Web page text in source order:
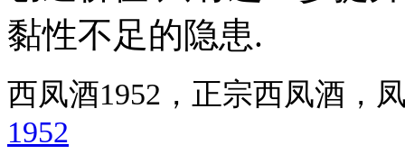
黏性不足的隐患.
西凤酒1952，正宗西凤酒
1952